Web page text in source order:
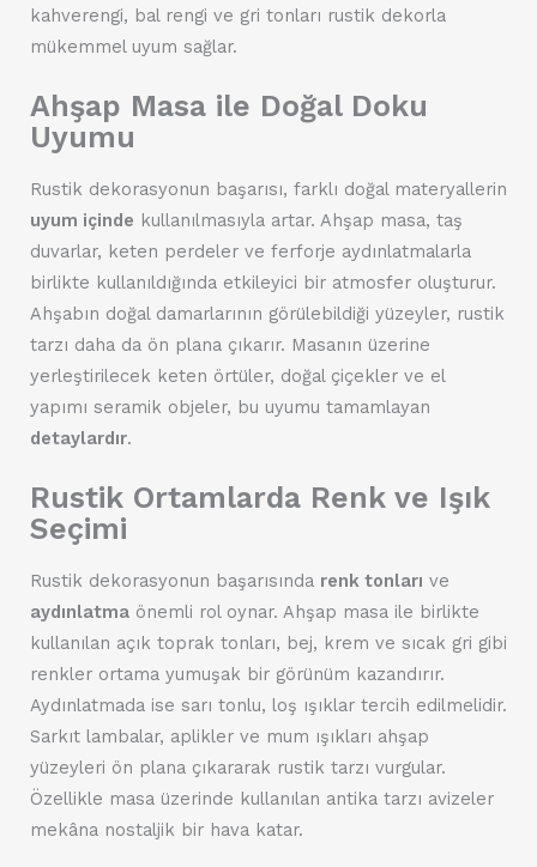
kahverengi, bal rengi ve gri tonları rustik dekorla
mükemmel uyum sağlar.
Ahşap Masa ile Doğal Doku
Uyumu
Rustik dekorasyonun başarısı, farklı doğal materyallerin
uyum içinde kullanılmasıyla artar. Ahşap masa, taş
duvarlar, keten perdeler ve ferforje aydınlatmalarla
birlikte kullanıldığında etkileyici bir atmosfer oluşturur.
Ahşabın doğal damarlarının görülebildiği yüzeyler, rustik
tarzı daha da ön plana çıkarır. Masanın üzerine
yerleştirilecek keten örtüler, doğal çiçekler ve el
yapımı seramik objeler, bu uyumu tamamlayan
detaylardır.
Rustik Ortamlarda Renk ve Işık
Seçimi
Rustik dekorasyonun başarısında renk tonları ve
aydınlatma önemli rol oynar. Ahşap masa ile birlikte
kullanılan açık toprak tonları, bej, krem ve sıcak gri gibi
renkler ortama yumuşak bir görünüm kazandırır.
Aydınlatmada ise sarı tonlu, loş ışıklar tercih edilmelidir.
Sarkıt lambalar, aplikler ve mum ışıkları ahşap
yüzeyleri ön plana çıkararak rustik tarzı vurgular.
Özellikle masa üzerinde kullanılan antika tarzı avizeler
mekâna nostaljik bir hava katar.